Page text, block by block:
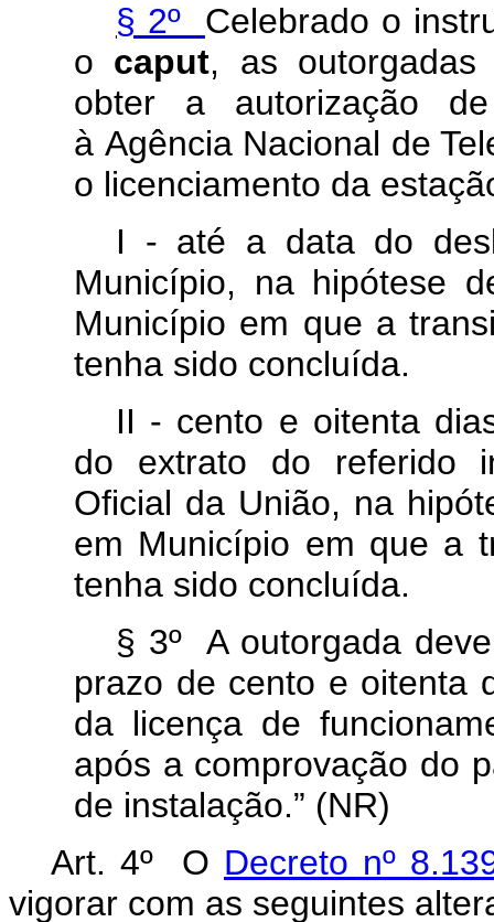
§ 2º Celebrado o
o caput, as
obter a autorização
à Agência Nacional de
o licenciamento da
I - até a data do
Município, na hipótese
Município em que a
tenha sido concluída.
II - cento e oitenta
do extrato do referido
Oficial da União, na
em Município em que a
tenha sido concluída.
§ 3º A outorgada
prazo de cento e oitenta
da licença de
após a comprovação do
de instalação.” (NR)
Art. 4º O Decreto nº
vigorar com as seguintes